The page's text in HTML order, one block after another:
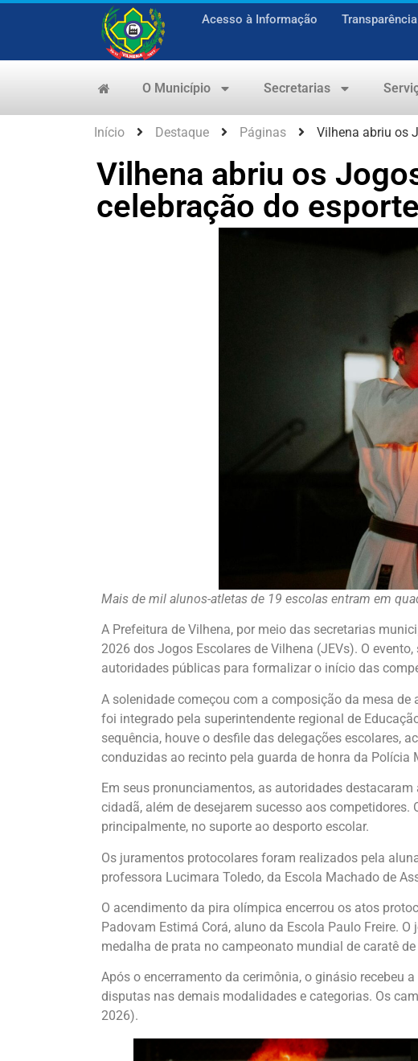
Acesso à Informação Transparência
O Município Secretarias
Início Destaque Páginas Vilhena abriu os
Vilhena abriu os
celebração do
Mais de mil alunos-atletas de 19 escolas entram em
A Prefeitura de Vilhena, por meio das secretarias
2026 dos Jogos Escolares de Vilhena (JEVs). O
autoridades públicas para formalizar o início das
A solenidade começou com a composição da mesa
foi integrado pela superintendente regional de
sequência, houve o desfile das delegações escolares,
conduzidas ao recinto pela guarda de honra da
Em seus pronunciamentos, as autoridades
cidadã, além de desejarem sucesso aos
principalmente, no suporte ao desporto escolar.
Os juramentos protocolares foram realizados pela
professora Lucimara Toledo, da Escola Machado de
O acendimento da pira olímpica encerrou os atos
Padovam Estimá Corá, aluno da Escola Paulo Freire.
medalha de prata no campeonato mundial de caratê
Após o encerramento da cerimônia, o ginásio recebeu
disputas nas demais modalidades e categorias. Os
2026).